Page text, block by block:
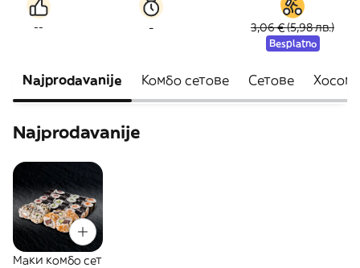
-- - 3,06 € (5,98 лв.)
Besplatno
Najprodavanije Комбо сетове Сетове
Najprodavanije
Маки комбо сет